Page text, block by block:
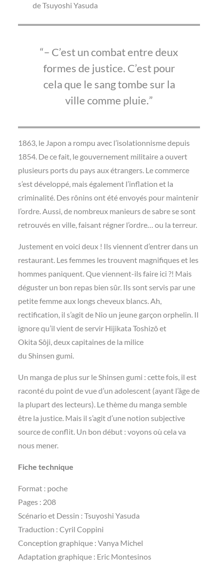
de Tsuyoshi Yasuda
– C’est un combat entre deux
formes de justice. C’est pour
cela que le sang tombe sur la
ville comme pluie.
1863, le Japon a rompu avec l’isolationnisme depuis
1854. De ce fait, le gouvernement militaire a ouvert
plusieurs ports du pays aux étrangers. Le commerce
s’est développé, mais également l’inflation et la
criminalité. Des rônins ont été envoyés pour maintenir
l’ordre. Aussi, de nombreux manieurs de sabre se sont
retrouvés en ville, faisant régner l’ordre… ou la terreur.
Justement en voici deux ! Ils viennent d’entrer dans un
restaurant. Les femmes les trouvent magnifiques et les
hommes paniquent. Que viennent-ils faire ici ?! Mais
déguster un bon repas bien sûr. Ils sont servis par une
petite femme aux longs cheveux blancs. Ah,
rectification, il s’agit de Nio un jeune garçon orphelin. Il
ignore qu’il vient de servir Hijikata Toshizô et
Okita Sôji, deux capitaines de la milice
du Shinsen gumi.
Un manga de plus sur le Shinsen gumi : cette fois, il est
raconté du point de vue d’un adolescent (ayant l’âge de
la plupart des lecteurs). Le thème du manga semble
être la justice. Mais il s’agit d’une notion subjective
source de conflit. Un bon début : voyons où cela va
nous mener.
Fiche technique
Format : poche
Pages : 208
Scénario et Dessin : Tsuyoshi Yasuda
Traduction : Cyril Coppini
Conception graphique : Vanya Michel
Adaptation graphique : Eric Montesinos